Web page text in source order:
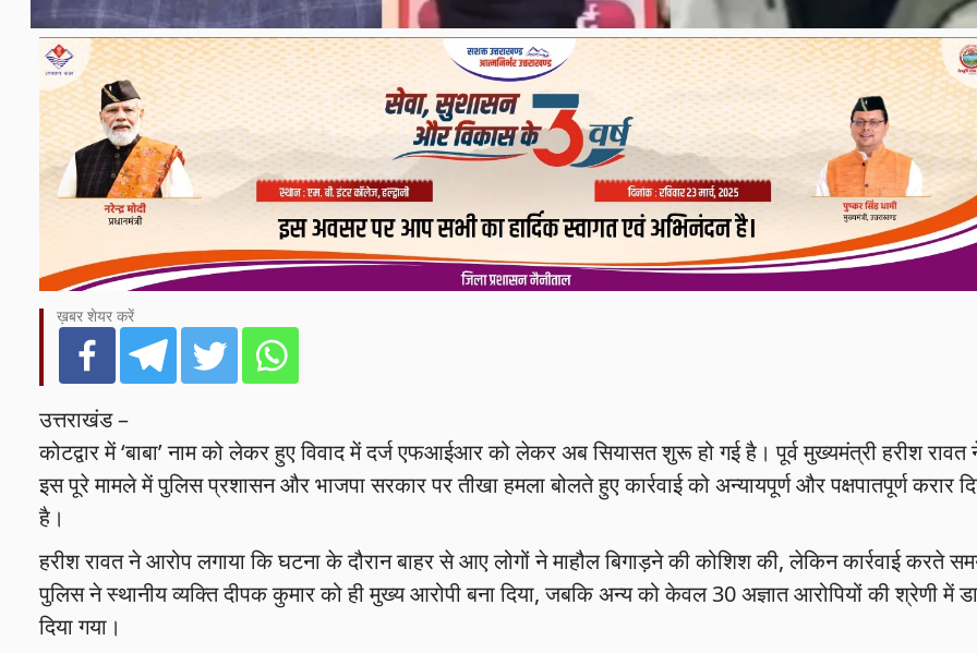
ख़बर शेयर करें
उत्तराखंड –
कोटद्वार में ‘बाबा’ नाम को लेकर हुए विवाद में दर्ज एफआईआर को लेकर अब सियासत शुरू हो गई है। पूर्व मुख्यमंत्री हरीश रावत
इस पूरे मामले में पुलिस प्रशासन और भाजपा सरकार पर तीखा हमला बोलते हुए कार्रवाई को अन्यायपूर्ण और पक्षपातपूर्ण करार
है।
हरीश रावत ने आरोप लगाया कि घटना के दौरान बाहर से आए लोगों ने माहौल बिगाड़ने की कोशिश की, लेकिन कार्रवाई करते
पुलिस ने स्थानीय व्यक्ति दीपक कुमार को ही मुख्य आरोपी बना दिया, जबकि अन्य को केवल 30 अज्ञात आरोपियों की श्रेणी में
दिया गया।